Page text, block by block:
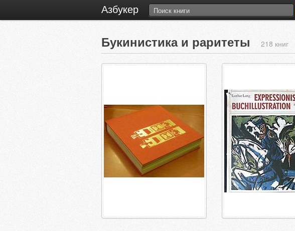
Азбукер
Букинистика и раритеты 218 книг